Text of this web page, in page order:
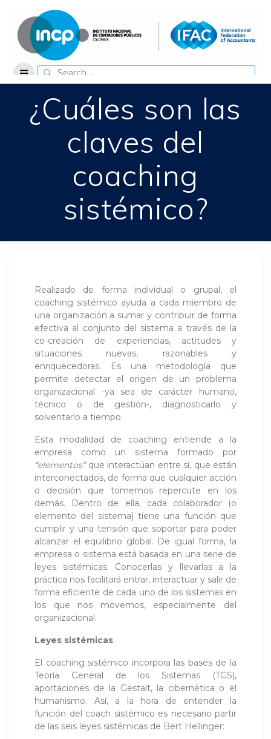
content
Search
for:
¿Cuáles son las
claves del
coaching
sistémico?
Realizado de forma individual o grupal, el
coaching sistémico ayuda a cada miembro de
una organización a sumar y contribuir de forma
efectiva al conjunto del sistema a través de la
co-creación de experiencias, actitudes y
situaciones nuevas, razonables y
enriquecedoras. Es una metodología que
permite detectar el origen de un problema
organizacional -ya sea de carácter humano,
técnico o de gestión-, diagnosticarlo y
solventarlo a tiempo.
Esta modalidad de coaching entiende a la
empresa como un sistema formado por
“elementos”que interactúan entre sí, que están
interconectados, de forma que cualquier acción
o decisión que tomemos repercute en los
demás. Dentro de ella, cada colaborador (o
elemento del sistema) tiene una función que
cumplir y una tensión que soportar para poder
alcanzar el equilibrio global. De igual forma, la
empresa o sistema está basada en una serie de
leyes sistémicas. Conocerlas y llevarlas a la
práctica nos facilitará entrar, interactuar y salir de
forma eficiente de cada uno de los sistemas en
los que nos movemos, especialmente del
organizacional.
Leyes sistémicas
El coaching sistémico incorpora las bases de la
Teoría General de los Sistemas (TGS),
aportaciones de la Gestalt, la cibernética o el
humanismo. Así, a la hora de entender la
función del coach sistémico es necesario partir
de las seis leyes sistémicas de Bert Hellinger: